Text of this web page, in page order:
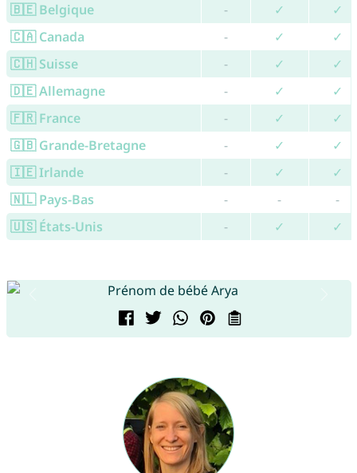
🇧🇪 Belgique
- ✓
✓
🇨🇦 Canada
- ✓
✓
🇨🇭 Suisse
- ✓
✓
🇩🇪 Allemagne
- ✓
✓
🇫🇷 France
- ✓
✓
🇬🇧 Grande-Bretagne
- ✓
✓
🇮🇪 Irlande
- ✓
✓
🇳🇱 Pays-Bas
- -
-
🇺🇸 États-Unis
- ✓ ✓